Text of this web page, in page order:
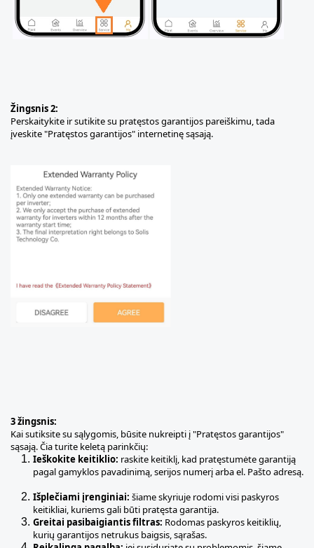
Žingsnis 2:
Perskaitykite ir sutikite su pratęstos garantijos pareiškimu, tada
įveskite "Pratęstos garantijos" internetinę sąsają.
3 žingsnis:
Kai sutiksite su sąlygomis, būsite nukreipti į "Pratęstos garantijos"
sąsają. Čia turite keletą parinkčių:
Ieškokite keitiklio: raskite keitiklį, kad pratęstumėte garantiją
pagal gamyklos pavadinimą, serijos numerį arba el. Pašto adresą.
Išplečiami įrenginiai: šiame skyriuje rodomi visi paskyros
keitikliai, kuriems gali būti pratęsta garantija.
Greitai pasibaigiantis filtras: Rodomas paskyros keitiklių,
kurių garantijos netrukus baigsis, sąrašas.